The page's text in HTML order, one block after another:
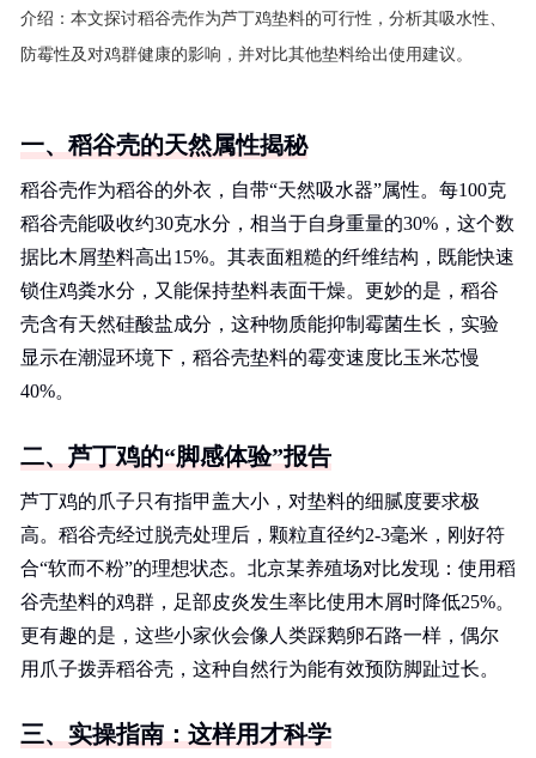
介绍： 本文探讨稻谷壳作为芦丁鸡垫料的可行性，分析其吸水性、
防霉性及对鸡群健康的影响，并对比其他垫料给出使用建议。
一、稻谷壳的天然属性揭秘
稻谷壳作为稻谷的外衣，自带“天然吸水器”属性。每100克
稻谷壳能吸收约30克水分，相当于自身重量的30%，这个数
据比木屑垫料高出15%。其表面粗糙的纤维结构，既能快速
锁住鸡粪水分，又能保持垫料表面干燥。更妙的是，稻谷
壳含有天然硅酸盐成分，这种物质能抑制霉菌生长，实验
显示在潮湿环境下，稻谷壳垫料的霉变速度比玉米芯慢
40%。
二、芦丁鸡的“脚感体验”报告
芦丁鸡的爪子只有指甲盖大小，对垫料的细腻度要求极
高。稻谷壳经过脱壳处理后，颗粒直径约2-3毫米，刚好符
合“软而不粉”的理想状态。北京某养殖场对比发现：使用稻
谷壳垫料的鸡群，足部皮炎发生率比使用木屑时降低25%。
更有趣的是，这些小家伙会像人类踩鹅卵石路一样，偶尔
用爪子拨弄稻谷壳，这种自然行为能有效预防脚趾过长。
三、实操指南：这样用才科学